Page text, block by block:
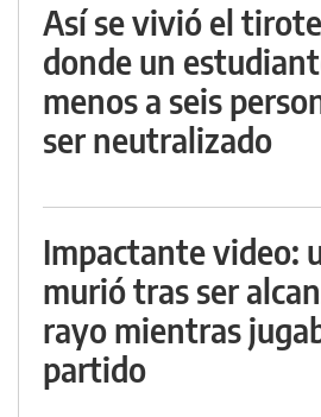
Así se vivió el
donde un
menos a seis
ser neutralizado
Impactante video:
murió tras ser
rayo mientras
partido